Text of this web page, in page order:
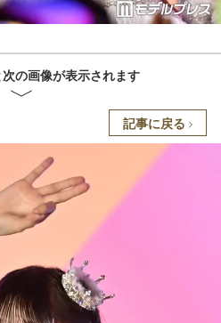
の画像が表示されます
記事に戻る